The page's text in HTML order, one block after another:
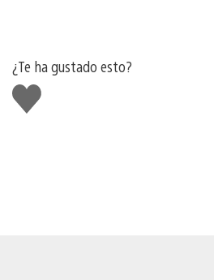
¿Te ha gustado esto?
Me
gusta